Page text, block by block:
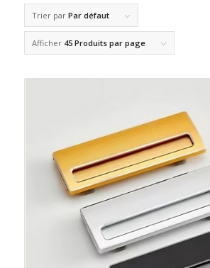
Trier par Par défaut
Afficher 45 Produits par page